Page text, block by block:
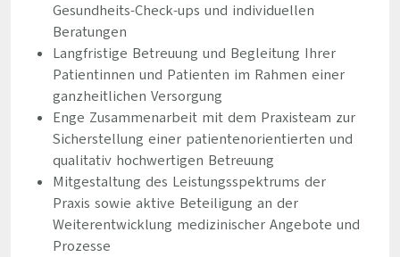
Gesundheits-Check-ups und individuellen
Beratungen
Langfristige Betreuung und Begleitung Ihrer
Patientinnen und Patienten im Rahmen einer
ganzheitlichen Versorgung
Enge Zusammenarbeit mit dem Praxisteam zur
Sicherstellung einer patientenorientierten und
qualitativ hochwertigen Betreuung
Mitgestaltung des Leistungsspektrums der
Praxis sowie aktive Beteiligung an der
Weiterentwicklung medizinischer Angebote und
Prozesse